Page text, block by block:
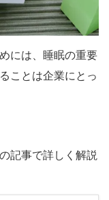
には、睡眠の重要
ことは企業にとっ
の記事で詳しく解説